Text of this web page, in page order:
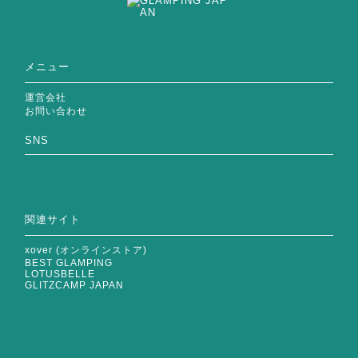
メニュー
運営会社
お問い合わせ
SNS
関連サイト
xover (オンラインストア)
BEST GLAMPING
LOTUSBELLE
GLITZCAMP JAPAN